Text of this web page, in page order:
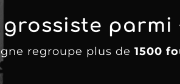
parmi
regroupe plus de 1500